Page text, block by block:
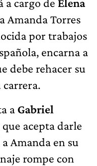
a cargo de Elena
Amanda Torres
por trabajos
encarna a
debe rehacer su
carrera.
a Gabriel
acepta darle
Amanda en su
rompe con